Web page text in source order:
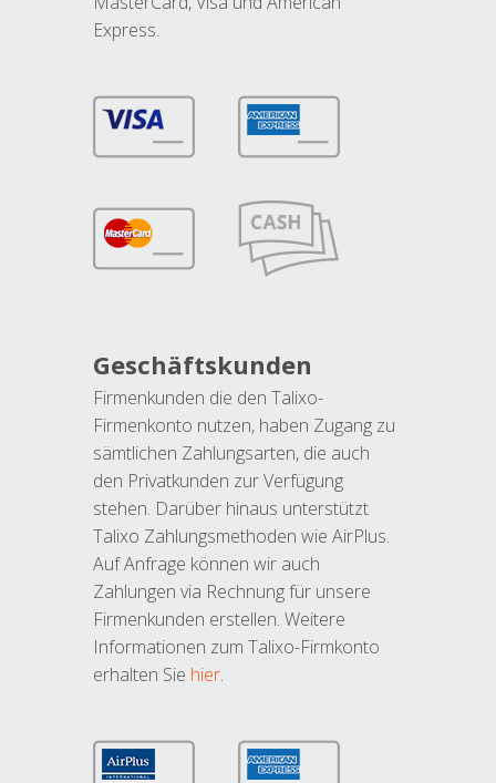
Express.
Geschäftskunden
Firmenkunden die den Talixo-
Firmenkonto nutzen, haben Zugang zu
sämtlichen Zahlungsarten, die auch
den Privatkunden zur Verfügung
stehen. Darüber hinaus unterstützt
Talixo Zahlungsmethoden wie AirPlus.
Auf Anfrage können wir auch
Zahlungen via Rechnung für unsere
Firmenkunden erstellen. Weitere
Informationen zum Talixo-Firmkonto
erhalten Sie hier.